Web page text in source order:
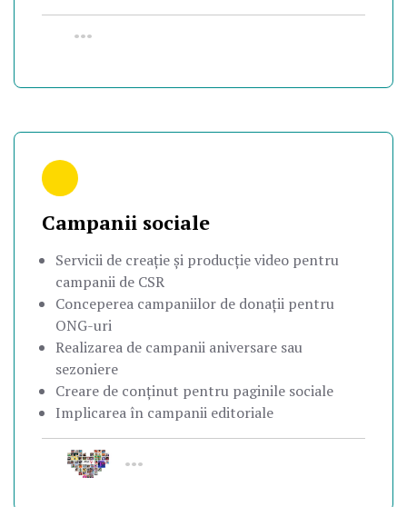
•••
Campanii sociale
Servicii de creație și producție video pentru
campanii de CSR
Conceperea campaniilor de donații pentru
ONG-uri
Realizarea de campanii aniversare sau
sezoniere
Creare de conținut pentru paginile sociale
Implicarea în campanii editoriale
•••